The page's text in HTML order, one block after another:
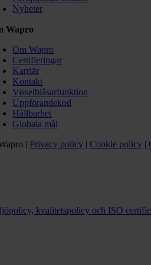
Nyheter
Wapro
Om Wapro
Certifieringar
Karriär
Kontakt
Visselblåsarfunktion
Uppförandekod
Hållbarhet
Globala mål
| Privacy policy | Cookie policy |
kvalitetspolicy och ISO